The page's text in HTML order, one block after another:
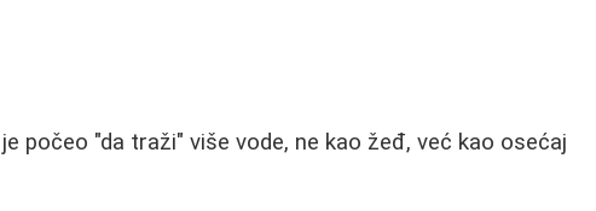
počeo "da traži" više vode, ne kao žeđ, već kao osećaj